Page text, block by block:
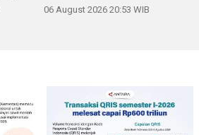
06 August 2026 20:53 WIB